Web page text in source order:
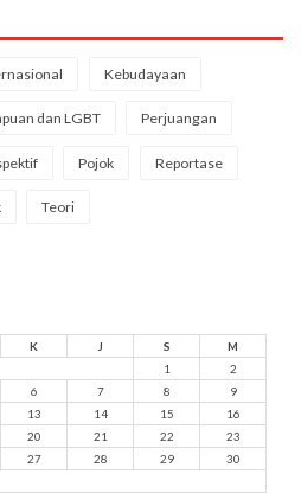
Kebudayaan
dan LGBT Perjuangan
Pojok Reportase
Teori
K J S
M
1
2
6 7 8
9
13 14 15
16
20 21 22
23
27 28 29
30